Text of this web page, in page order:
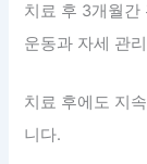
치료 후 3개월
운동과 자세 관
치료 후에도 지
니다.